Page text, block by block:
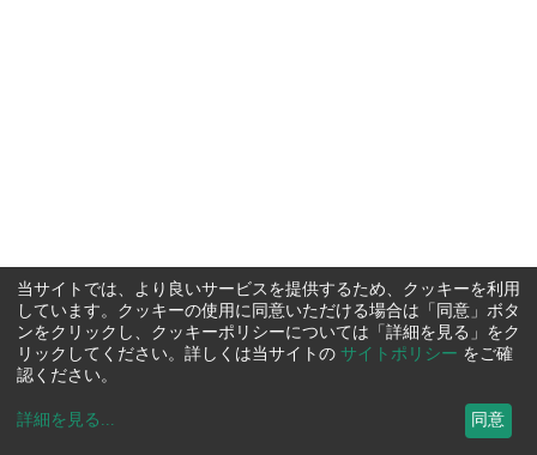
当サイトでは、より良いサービスを提供するため、クッキーを利用
しています。クッキーの使用に同意いただける場合は「同意」ボタ
ンをクリックし、クッキーポリシーについては「詳細を見る」をク
リックしてください。詳しくは当サイトの サイトポリシー をご確
認ください。
詳細を見る ... 同意